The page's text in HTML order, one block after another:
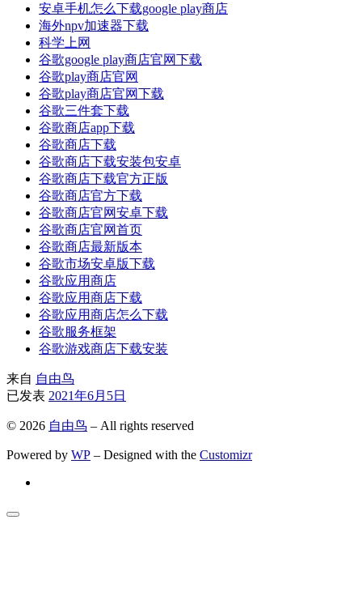
安卓手机怎么下载google play商店
海外npv加速器下载
科学上网
谷歌google play商店官网下载
谷歌play商店官网
谷歌play商店官网下载
谷歌三件套下载
谷歌商店app下载
谷歌商店下载
谷歌商店下载安装包安卓
谷歌商店下载官方正版
谷歌商店官方下载
谷歌商店官网安卓下载
谷歌商店官网首页
谷歌商店最新版本
谷歌市场安卓版下载
谷歌应用商店
谷歌应用商店下载
谷歌应用商店怎么下载
谷歌服务框架
谷歌游戏商店下载安装
来自 自由鸟
已发表 2021年6月5日
© 2026 自由鸟 – All rights reserved
Powered by WP – Designed with the Customizr